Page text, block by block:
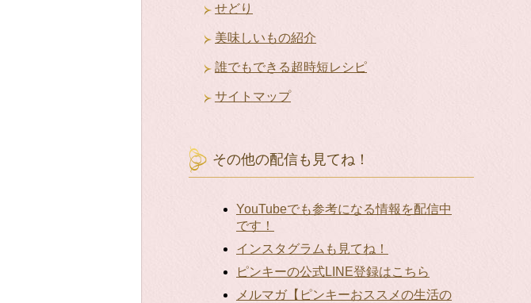
せどり
美味しいもの紹介
誰でもできる超時短レシピ
サイトマップ
その他の配信も見てね！
YouTubeでも参考になる情報を配信中
です！
インスタグラムも見てね！
ピンキーの公式LINE登録はこちら
メルマガ【ピンキーおススメの生活の